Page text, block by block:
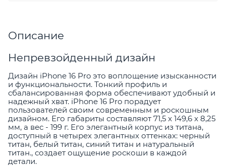
Описание
Непревзойденный дизайн
Дизайн iPhone 16 Pro это воплощение изысканности
и функциональности. Тонкий профиль и
сбалансированная форма обеспечивают удобный и
надежный хват. iPhone 16 Pro порадует
пользователей своим современным и роскошным
дизайном. Его габариты составляют 71,5 x 149,6 x 8,25
мм, а вес - 199 г. Его элегантный корпус из титана,
доступный в четырех элегантных оттенках: черный
титан, белый титан, синий титан и натуральный
титан., создает ощущение роскоши в каждой
детали.